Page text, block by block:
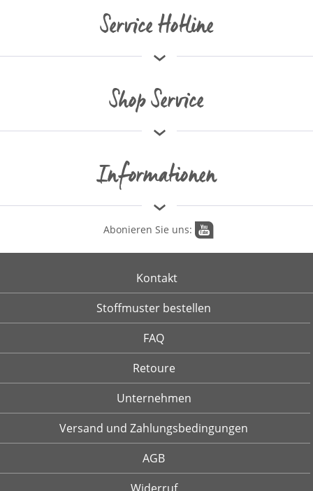
Service Hotline
Shop Service
Informationen
Abonieren Sie uns:
Kontakt
Stoffmuster bestellen
FAQ
Retoure
Unternehmen
Versand und Zahlungsbedingungen
AGB